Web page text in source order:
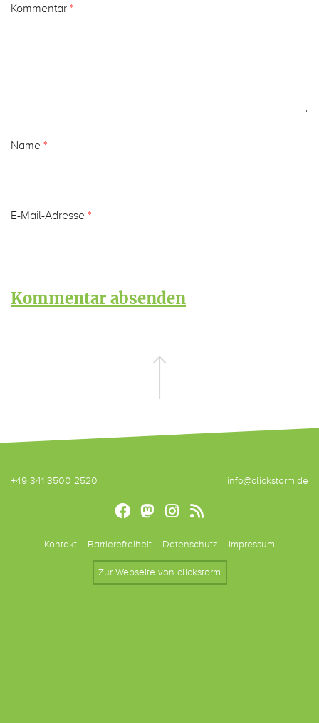
Kommentar *
Name *
E-Mail-Adresse *
+49 341 3500 2520 info@clickstorm.de
Kontakt Barrierefreiheit Datenschutz Impressum
Zur Webseite von clickstorm